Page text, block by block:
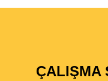
ÇALIŞMA